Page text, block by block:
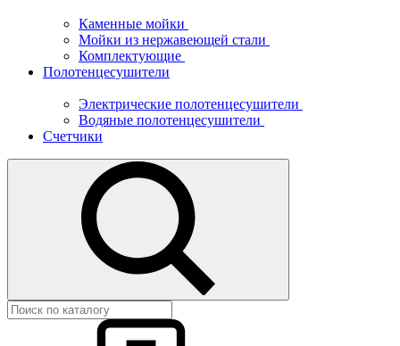
Каменные мойки
Мойки из нержавеющей стали
Комплектующие
Полотенцесушители
Электрические полотенцесушители
Водяные полотенцесушители
Счетчики